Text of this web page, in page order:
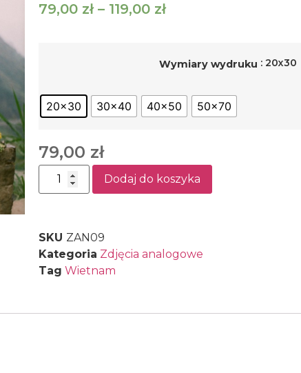
79,00 zł– 119,00 zł
Wymiary wydruku : 20x30
20x30 30x40 40x50 50x70
79,00 zł
Dodaj do koszyka
SKU ZAN09
Kategoria Zdjęcia analogowe
Tag Wietnam